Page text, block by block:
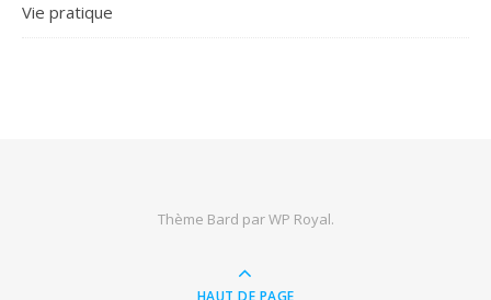
Vie pratique
Thème Bard parWP Royal.
HAUT DE PAGE